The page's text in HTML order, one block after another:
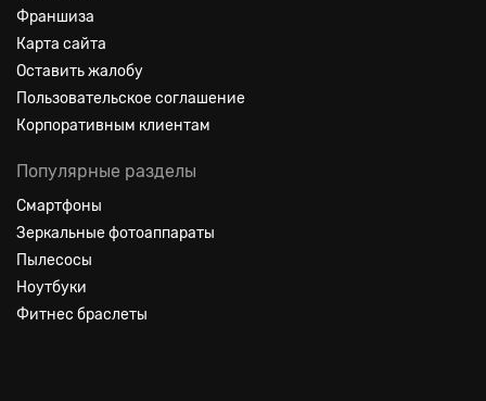
Франшиза
Карта сайта
Оставить жалобу
Пользовательское соглашение
Корпоративным клиентам
Популярные разделы
Смартфоны
Зеркальные фотоаппараты
Пылесосы
Ноутбуки
Фитнес браслеты